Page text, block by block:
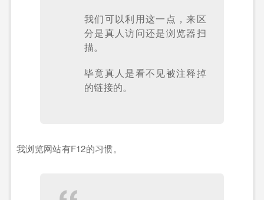
我们可以利用这一点，来区
分是真人访问还是浏览器扫
描。
毕竟真人是看不见被注释掉
的链接的。
我浏览网站有F12的习惯。